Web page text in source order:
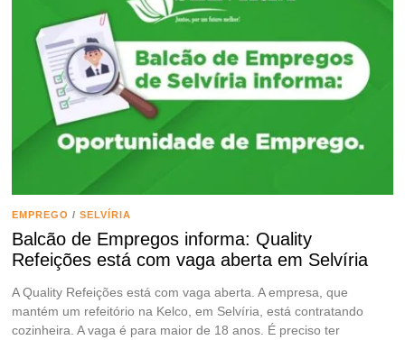
EMPREGO / SELVÍRIA
Balcão de Empregos informa: Quality
Refeições está com vaga aberta em Selvíria
A Quality Refeições está com vaga aberta. A empresa, que
mantém um refeitório na Kelco, em Selvíria, está contratando
cozinheira. A vaga é para maior de 18 anos. É preciso ter